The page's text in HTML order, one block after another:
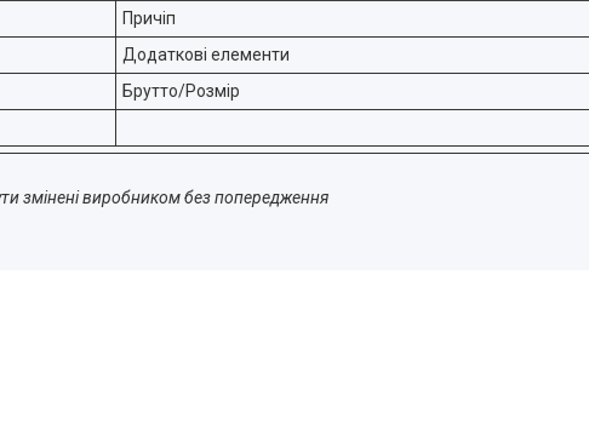
Причіп
Додаткові елементи
Брутто/Розмір
змінені виробником без попередження